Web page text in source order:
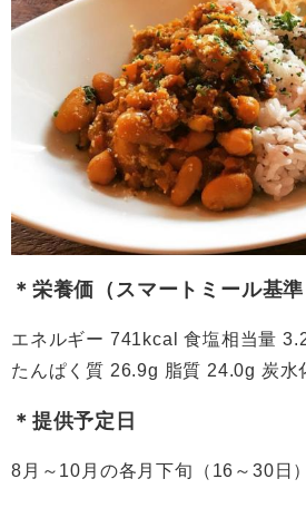
＊栄養価（スマートミール基準
エネルギー 741kcal 食塩相当量
たんぱく質 26.9g 脂質 24.0g 炭水
＊提供予定日
8月～10月の各月下旬（16～30日